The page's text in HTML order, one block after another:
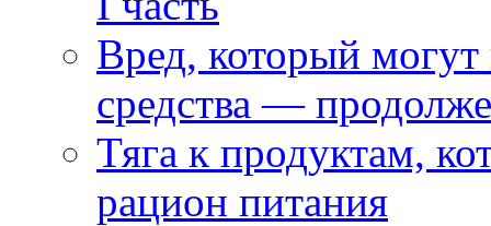
Вред, который могут
средства —
Тяга к продуктам,
рацион питания